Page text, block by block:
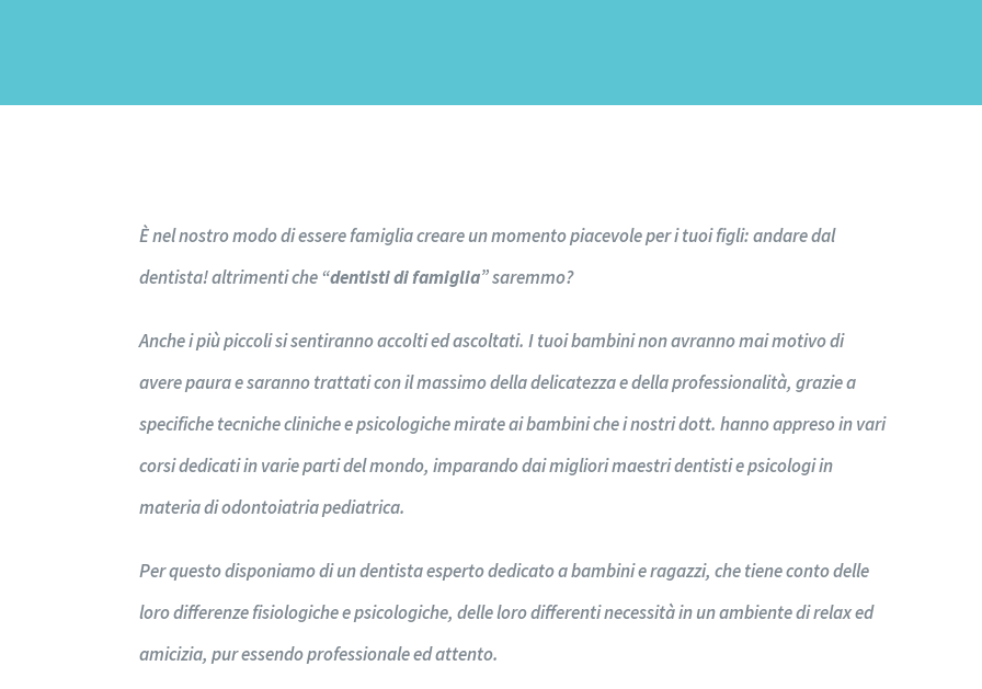
È nel nostro modo di essere famiglia creare un momento piacevole per i tuoi figli: andare dal
dentista! altrimenti che “dentisti di famiglia” saremmo?
Anche i più piccoli si sentiranno accolti ed ascoltati. I tuoi bambini non avranno mai motivo di
avere paura e saranno trattati con il massimo della delicatezza e della professionalità, grazie a
specifiche tecniche cliniche e psicologiche mirate ai bambini che i nostri dott. hanno appreso in vari
corsi dedicati in varie parti del mondo, imparando dai migliori maestri dentisti e psicologi in
materia di odontoiatria pediatrica.
Per questo disponiamo di un dentista esperto dedicato a bambini e ragazzi, che tiene conto delle
loro differenze fisiologiche e psicologiche, delle loro differenti necessità in un ambiente di relax ed
amicizia, pur essendo professionale ed attento.